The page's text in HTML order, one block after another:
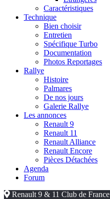
Caractéristiques
Technique
Bien choisir
Entretien
Spécifique Turbo
Documentation
Photos Reportages
Rallye
Histoire
Palmares
De nos jours
Galerie Rallye
Les annonces
Renault 9
Renault 11
Renault Alliance
Renault Encore
Pièces Détachées
Agenda
Forum
Renault 9 & 11 Club de France